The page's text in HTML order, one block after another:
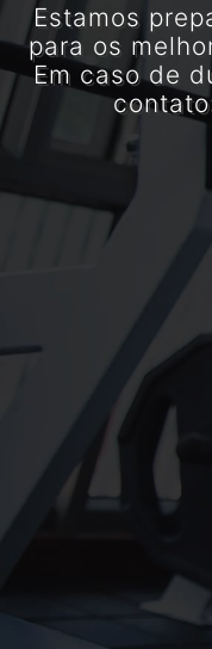
Estamos
para os
Em caso de